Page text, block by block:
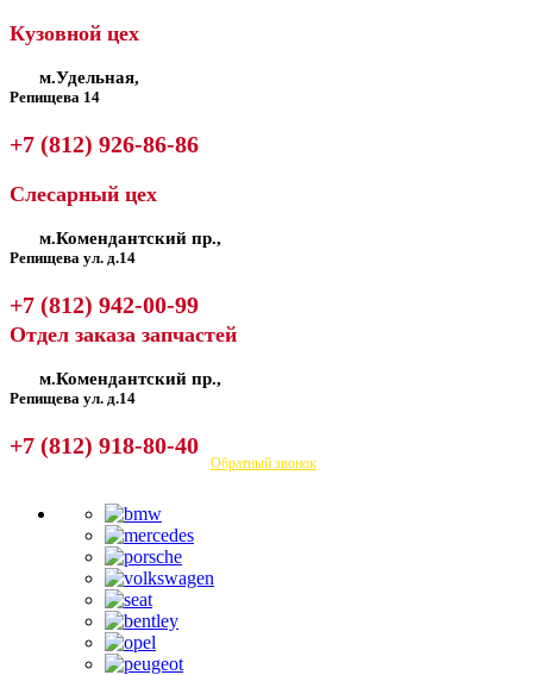
Кузовной цех
м.Удельная,
Репищева 14
+7 (812) 926-86-86
Слесарный цех
м.Комендантский пр.,
Репищева ул. д.14
+7 (812) 942-00-99
Отдел заказа запчастей
м.Комендантский пр.,
Репищева ул. д.14
+7 (812) 918-80-40
Посмотреть на карте Обратный звонок